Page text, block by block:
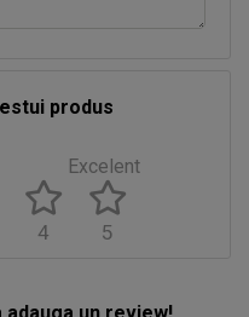
produs
Excelent
5
4
un review!